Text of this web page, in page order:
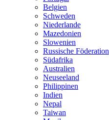
Belgien
Schweden
Niederlande
Mazedonien
Slowenien
Russische Föderation
Südafrika
Australien
Neuseeland
Philippinen
Indien
Nepal
Taiwan